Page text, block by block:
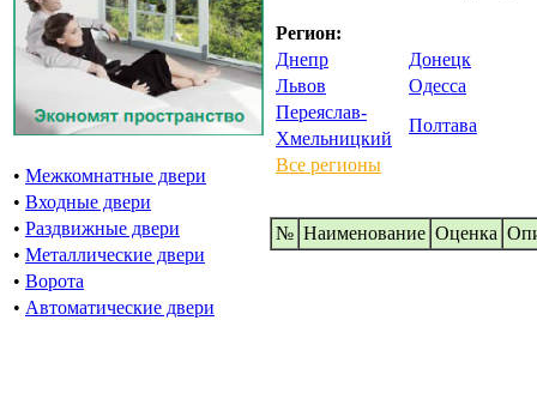
• Межкомнатные двери
• Входные двери
• Раздвижные двери
• Металлические двери
• Ворота
• Автоматические двери
Регион:
Днепр
Донецк
Львов
Одесса
Переяслав-
Хмельницкий
Полтава
Все регионы
№ Наименование Oценка